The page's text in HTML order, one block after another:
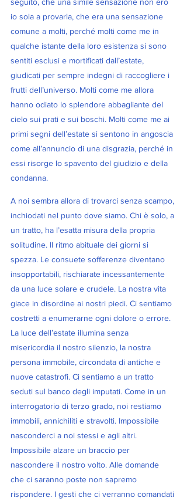
io sola a provarla, che era una sensazione
comune a molti, perché molti come me in
qualche istante della loro esistenza si sono
sentiti esclusi e mortificati dall’estate,
giudicati per sempre indegni di raccogliere i
frutti dell’universo. Molti come me allora
hanno odiato lo splendore abbagliante del
cielo sui prati e sui boschi. Molti come me ai
primi segni dell’estate si sentono in angoscia
come all’annuncio di una disgrazia, perché in
essi risorge lo spavento del giudizio e della
condanna.
A noi sembra allora di trovarci senza scampo,
inchiodati nel punto dove siamo. Chi è solo, a
un tratto, ha l’esatta misura della propria
solitudine. Il ritmo abituale dei giorni si
spezza. Le consuete sofferenze diventano
insopportabili, rischiarate incessantemente
da una luce solare e crudele. La nostra vita
giace in disordine ai nostri piedi. Ci sentiamo
costretti a enumerarne ogni dolore o errore.
La luce dell’estate illumina senza
misericordia il nostro silenzio, la nostra
persona immobile, circondata di antiche e
nuove catastrofi. Ci sentiamo a un tratto
seduti sul banco degli imputati. Come in un
interrogatorio di terzo grado, noi restiamo
immobili, annichiliti e stravolti. Impossibile
nasconderci a noi stessi e agli altri.
Impossibile alzare un braccio per
nascondere il nostro volto. Alle domande
che ci saranno poste non sapremo
rispondere. I gesti che ci verranno comandati